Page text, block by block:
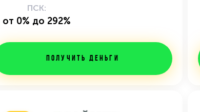
ПСК:
от 0% до 292%
Получить деньги